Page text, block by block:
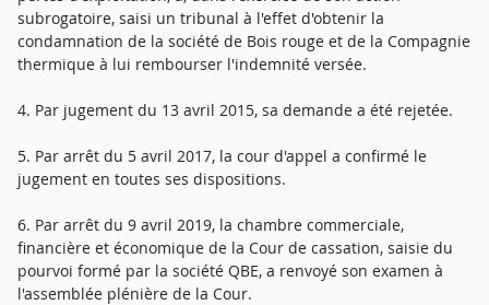
subrogatoire, saisi un tribunal à l'effet d'obtenir la
condamnation de la société de Bois rouge et de la Compagnie
thermique à lui rembourser l'indemnité versée.
4. Par jugement du 13 avril 2015, sa demande a été rejetée.
5. Par arrêt du 5 avril 2017, la cour d'appel a confirmé le
jugement en toutes ses dispositions.
6. Par arrêt du 9 avril 2019, la chambre commerciale,
financière et économique de la Cour de cassation, saisie du
pourvoi formé par la société QBE, a renvoyé son examen à
l'assemblée plénière de la Cour.